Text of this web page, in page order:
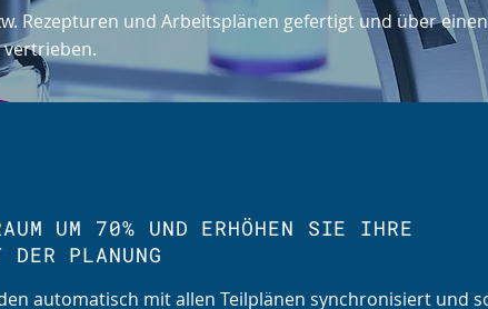
Rezepturen und Arbeitsplänen gefertigt und über
vertrieben.
UM 70% UND ERHÖHEN SIE IHRE
PLANUNG
automatisch mit allen Teilplänen synchronisiert und